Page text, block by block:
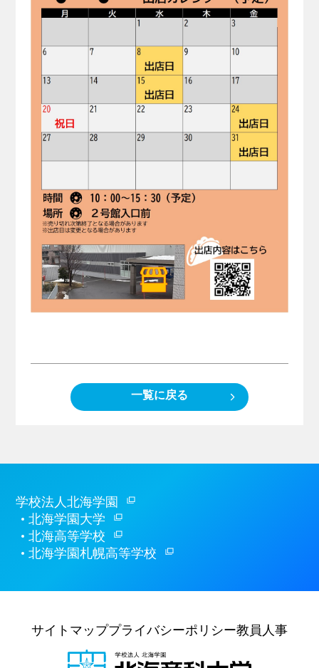
一覧に戻る
学校法人北海学園
北海学園大学
北海高等学校
北海学園札幌高等学校
サイトマッププライバシーポリシー教員人事